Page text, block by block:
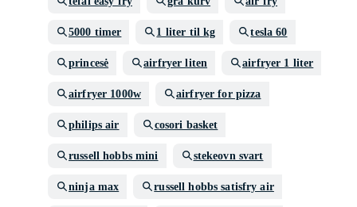
5000 timer 1 liter til kg tesla 60
princesė airfryer liten airfryer 1 liter
airfryer 1000w airfryer for pizza
philips air cosori basket
russell hobbs mini stekeovn svart
ninja max russell hobbs satisfry air